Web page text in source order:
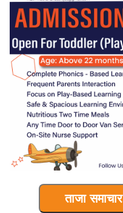
ताजा समाचार